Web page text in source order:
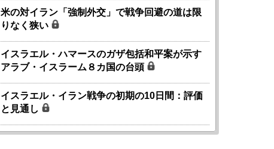
米の対イラン「強制外交」で戦争回避の道は限
りなく狭い
イスラエル・ハマースのガザ包括和平案が示す
アラブ・イスラーム８カ国の台頭
イスラエル・イラン戦争の初期の10日間：評価
と見通し